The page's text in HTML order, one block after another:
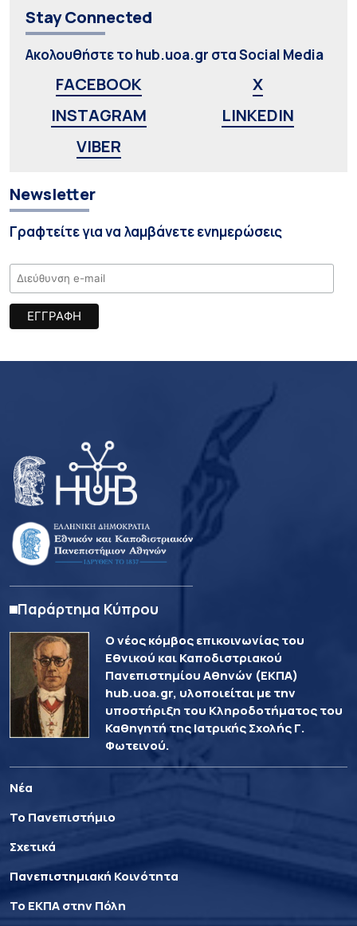
Stay Connected
Ακολουθήστε το hub.uoa.gr στα Social Media
FACEBOOK
X
INSTAGRAM
LINKEDIN
VIBER
Newsletter
Γραφτείτε για να λαμβάνετε ενημερώσεις
Παράρτημα Κύπρου
Ο νέος κόμβος επικοινωνίας του
Εθνικού και Καποδιστριακού
Πανεπιστημίου Αθηνών (ΕΚΠΑ)
hub.uoa.gr, υλοποιείται με την
υποστήριξη του Κληροδοτήματος του
Καθηγητή της Ιατρικής Σχολής Γ.
Φωτεινού.
Νέα
Το Πανεπιστήμιο
Σχετικά
Πανεπιστημιακή Κοινότητα
Το ΕΚΠΑ στην Πόλη